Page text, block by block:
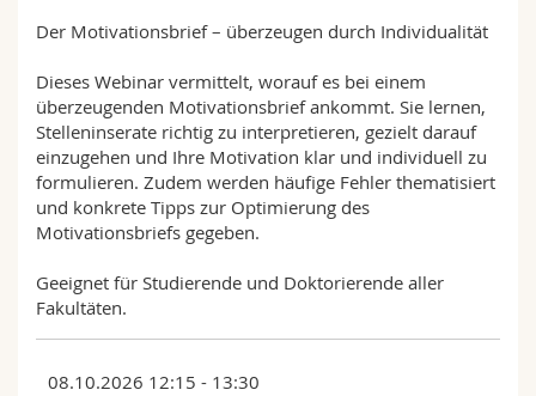
Der Motivationsbrief – überzeugen durch Individualität
Dieses Webinar vermittelt, worauf es bei einem
überzeugenden Motivationsbrief ankommt. Sie lernen,
Stelleninserate richtig zu interpretieren, gezielt darauf
einzugehen und Ihre Motivation klar und individuell zu
formulieren. Zudem werden häufige Fehler thematisiert
und konkrete Tipps zur Optimierung des
Motivationsbriefs gegeben.
Geeignet für Studierende und Doktorierende aller
Fakultäten.
08.10.2026 12:15 - 13:30